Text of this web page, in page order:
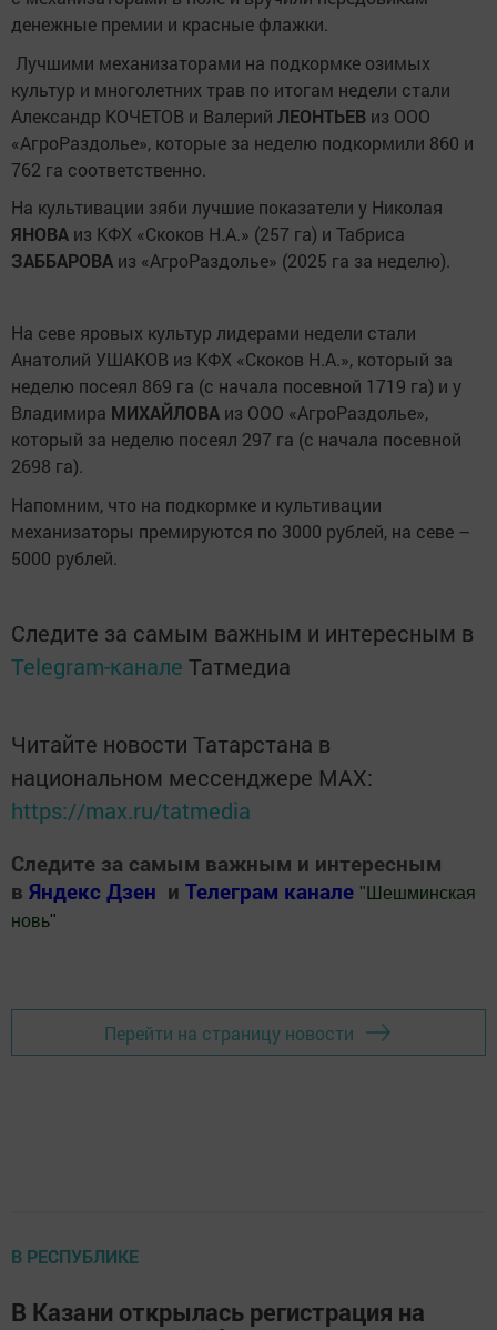
денежные премии и красные флажки.
Лучшими механизаторами на подкормке озимых
культур и многолетних трав по итогам недели стали
Александр КОЧЕТОВ и Валерий ЛЕОНТЬЕВ из ООО
«АгроРаздолье», которые за неделю подкормили 860 и
762 га соответственно.
На культивации зяби лучшие показатели у Николая
ЯНОВА из КФХ «Скоков Н.А.» (257 га) и Табриса
ЗАББАРОВА из «АгроРаздолье» (2025 га за неделю).
На севе яровых культур лидерами недели стали
Анатолий УШАКОВ из КФХ «Скоков Н.А.», который за
неделю посеял 869 га (с начала посевной 1719 га) и у
Владимира МИХАЙЛОВА из ООО «АгроРаздолье»,
который за неделю посеял 297 га (с начала посевной
2698 га).
Напомним, что на подкормке и культивации
механизаторы премируются по 3000 рублей, на севе –
5000 рублей.
Следите за самым важным и интересным в
Telegram-канале Татмедиа
Читайте новости Татарстана в
национальном мессенджере MАХ:
https://max.ru/tatmedia
Следите за самым важным и интересным
в Яндекс Дзен и Телеграм канале " Шешминская
новь"
Перейти на страницу новости
В РЕСПУБЛИКЕ
В Казани открылась регистрация на